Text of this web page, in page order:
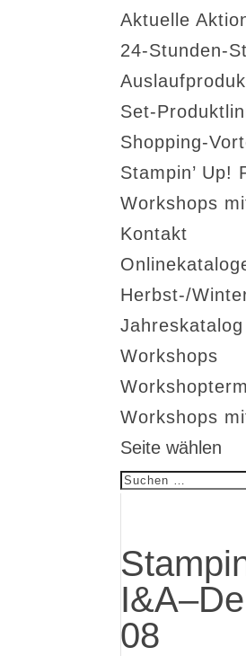
Aktuelle
24-Stunden-
Set-
Shopping-
Stampin’ Up!
Workshops
Kontakt
Herbst-/
Workshops
Workshops
Seite wählen
08